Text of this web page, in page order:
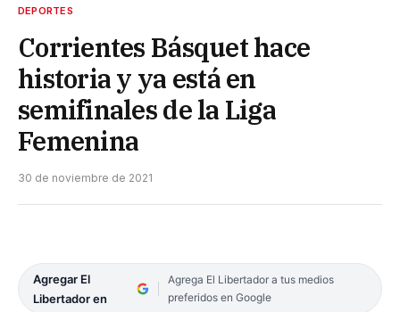
DEPORTES
Corrientes Básquet hace
historia y ya está en
semifinales de la Liga
Femenina
30 de noviembre de 2021
Agregar El
Libertador en
Agrega El Libertador a tus medios
preferidos en Google